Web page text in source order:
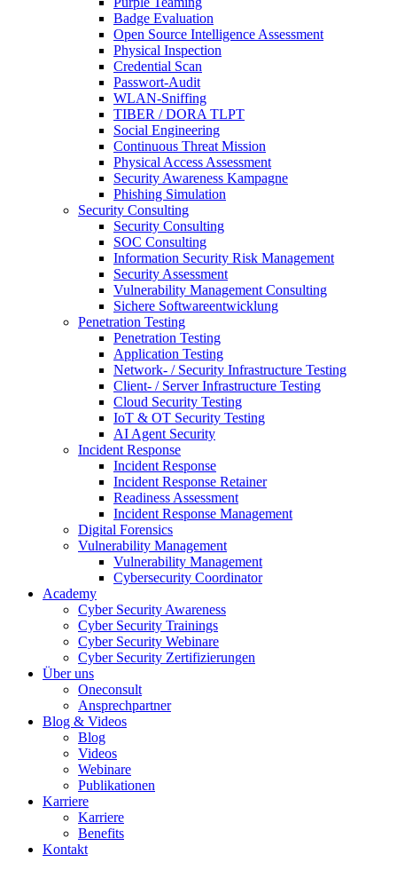
Badge Evaluation
Open Source Intelligence Assessment
Physical Inspection
Credential Scan
Passwort-Audit
WLAN-Sniffing
TIBER / DORA TLPT
Social Engineering
Continuous Threat Mission
Physical Access Assessment
Security Awareness Kampagne
Phishing Simulation
Security Consulting
Security Consulting
SOC Consulting
Information Security Risk Management
Security Assessment
Vulnerability Management Consulting
Sichere Softwareentwicklung
Penetration Testing
Penetration Testing
Application Testing
Network- / Security Infrastructure Testing
Client- / Server Infrastructure Testing
Cloud Security Testing
IoT & OT Security Testing
AI Agent Security
Incident Response
Incident Response
Incident Response Retainer
Readiness Assessment
Incident Response Management
Digital Forensics
Vulnerability Management
Vulnerability Management
Cybersecurity Coordinator
Academy
Cyber Security Awareness
Cyber Security Trainings
Cyber Security Webinare
Cyber Security Zertifizierungen
Über uns
Oneconsult
Ansprechpartner
Blog & Videos
Blog
Videos
Webinare
Publikationen
Karriere
Karriere
Benefits
Kontakt